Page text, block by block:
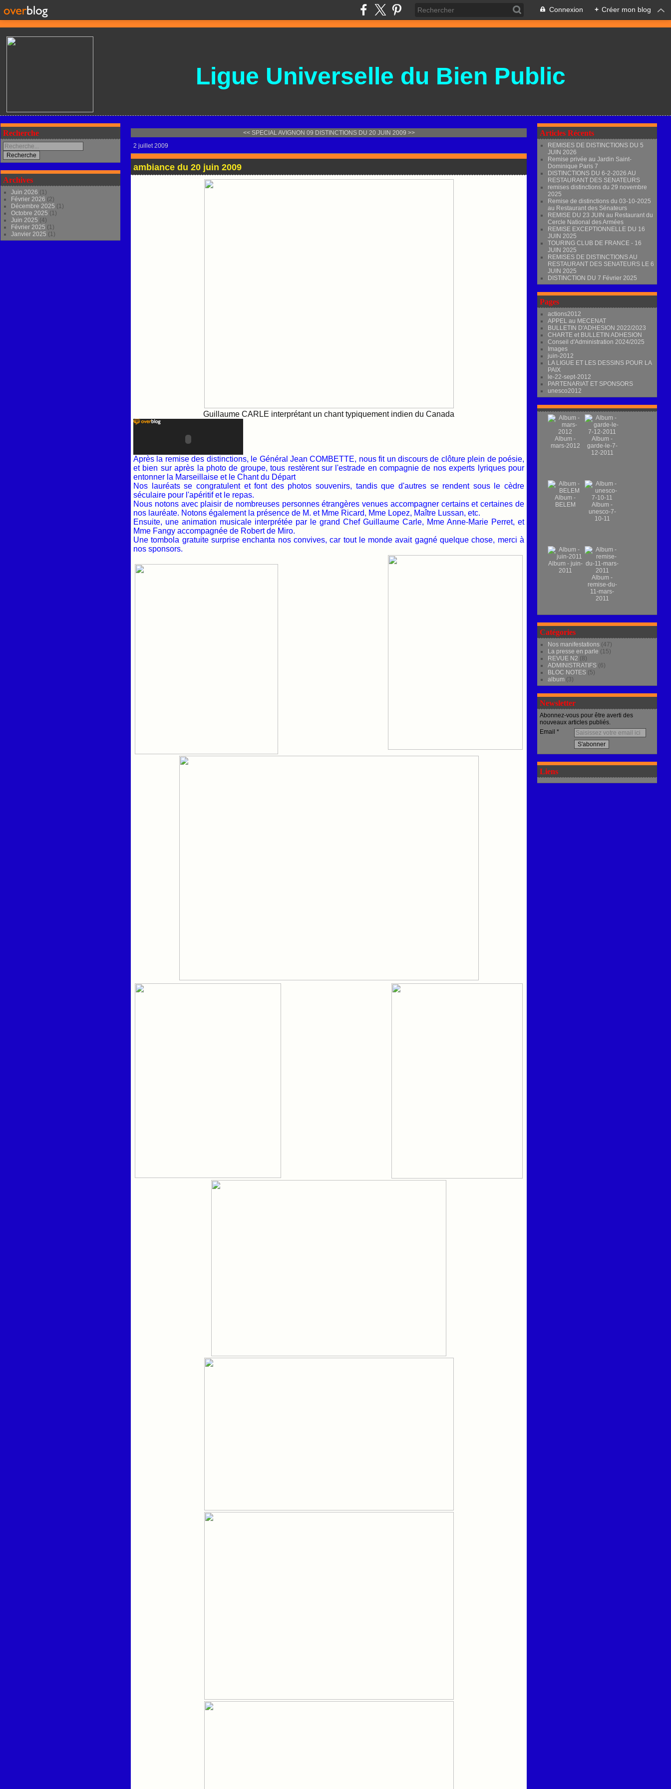
Connexion + Créer mon blog
Ligue Universelle du Bien Public
Recherche
Archives
Juin 2026 (1)
Février 2026 (2)
Décembre 2025 (1)
Octobre 2025 (1)
Juin 2025 (4)
Février 2025 (1)
Janvier 2025 (1)
<< SPECIAL AVIGNON 09 DISTINCTIONS DU 20 JUIN 2009 >>
2 juillet 2009
ambiance du 20 juin 2009
Guillaume CARLE interprétant un chant typiquement indien du Canada
Après la remise des distinctions, le Général Jean COMBETTE, nous fit un discours de clôture plein de poésie,
et bien sur après la photo de groupe, tous restèrent sur l'estrade en compagnie de nos experts lyriques pour
entonner la Marseillaise et le Chant du Départ
Nos lauréats se congratulent et font des photos souvenirs, tandis que d'autres se rendent sous le cèdre
séculaire pour l'apéritif et le repas.
Nous notons avec plaisir de nombreuses personnes étrangères venues accompagner certains et certaines de
nos lauréate. Notons également la présence de M. et Mme Ricard, Mme Lopez, Maître Lussan, etc.
Ensuite, une animation musicale interprétée par le grand Chef Guillaume Carle, Mme Anne-Marie Perret, et
Mme Fangy accompagnée de Robert de Miro.
Une tombola gratuite surprise enchanta nos convives, car tout le monde avait gagné quelque chose, merci à
nos sponsors.
Articles Récents
REMISES DE DISTINCTIONS DU 5
JUIN 2026
Remise privée au Jardin Saint-
Dominique Paris 7
DISTINCTIONS DU 6-2-2026 AU
RESTAURANT DES SENATEURS
remises distinctions du 29 novembre
2025
Remise de distinctions du 03-10-2025
au Restaurant des Sénateurs
REMISE DU 23 JUIN au Restaurant du
Cercle National des Armées
REMISE EXCEPTIONNELLE DU 16
JUIN 2025
TOURING CLUB DE FRANCE - 16
JUIN 2025
REMISES DE DISTINCTIONS AU
RESTAURANT DES SENATEURS LE 6
JUIN 2025
DISTINCTION DU 7 Février 2025
Pages
actions2012
APPEL au MECENAT
BULLETIN D'ADHESION 2022/2023
CHARTE et BULLETIN ADHESION
Conseil d'Administration 2024/2025
Images
juin-2012
LA LIGUE ET LES DESSINS POUR LA
PAIX
le-22-sept-2012
PARTENARIAT ET SPONSORS
unesco2012
Album -
mars-2012
Album -
garde-le-7-
12-2011
Album -
BELEM
Album -
unesco-7-
10-11
Album - juin-
2011
Album -
remise-du-
11-mars-
2011
Catégories
Nos manifestations (47)
La presse en parle (15)
REVUE N2 (8)
ADMINISTRATIFS (6)
BLOC NOTES (5)
album (3)
Newsletter
Abonnez-vous pour être averti des
nouveaux articles publiés.
Email
Liens